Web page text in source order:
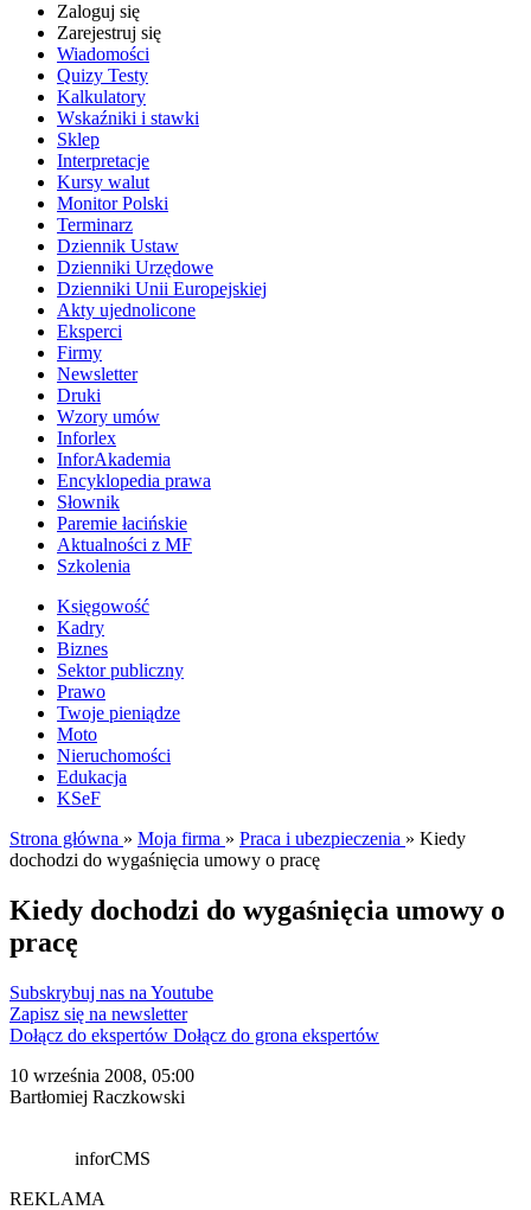
Zaloguj się
Zarejestruj się
Wiadomości
Quizy Testy
Kalkulatory
Wskaźniki i stawki
Sklep
Interpretacje
Kursy walut
Monitor Polski
Terminarz
Dziennik Ustaw
Dzienniki Urzędowe
Dzienniki Unii Europejskiej
Akty ujednolicone
Eksperci
Firmy
Newsletter
Druki
Wzory umów
Inforlex
InforAkademia
Encyklopedia prawa
Słownik
Paremie łacińskie
Aktualności z MF
Szkolenia
Księgowość
Kadry
Biznes
Sektor publiczny
Prawo
Twoje pieniądze
Moto
Nieruchomości
Edukacja
KSeF
Strona główna » Moja firma » Praca i ubezpieczenia » Kiedy
dochodzi do wygaśnięcia umowy o pracę
Kiedy dochodzi do wygaśnięcia umowy o
pracę
Subskrybuj nas na Youtube
Zapisz się na newsletter
Dołącz do ekspertów Dołącz do grona ekspertów
10 września 2008, 05:00
Bartłomiej Raczkowski
inforCMS
REKLAMA